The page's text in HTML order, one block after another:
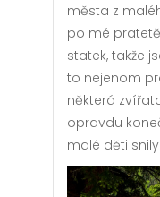
města z
po mé
statek, takže
to nejenom
některá
opravdu
malé děti snily.